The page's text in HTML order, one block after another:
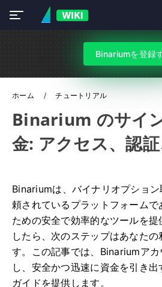
Binariumを登録
ホーム チュートリアル
Binarium のサイ
金: アクセス、認
Binariumは、バイナリオプショ
頼されているプラ​​ットフォーム
ための安全で効率的なツールを
したら、次のステップはあなた
す。この記事では、Binariumア
し、安全かつ迅速に資金を引き
ガイドを提供します。